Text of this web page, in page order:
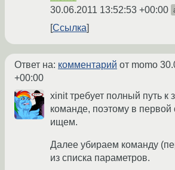
30.06.2011 13:52:53 +00:00
Ссылка
Ответ на: комментарий от momo
+00:00
xinit требует полный путь к
команде, поэтому в первой
ищем.
Далее убираем команду
из списка параметров.